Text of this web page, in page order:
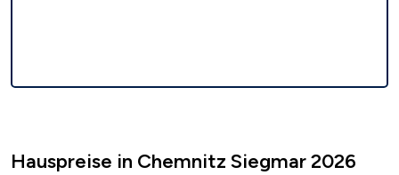
Hauspreise in Chemnitz Siegmar 2026